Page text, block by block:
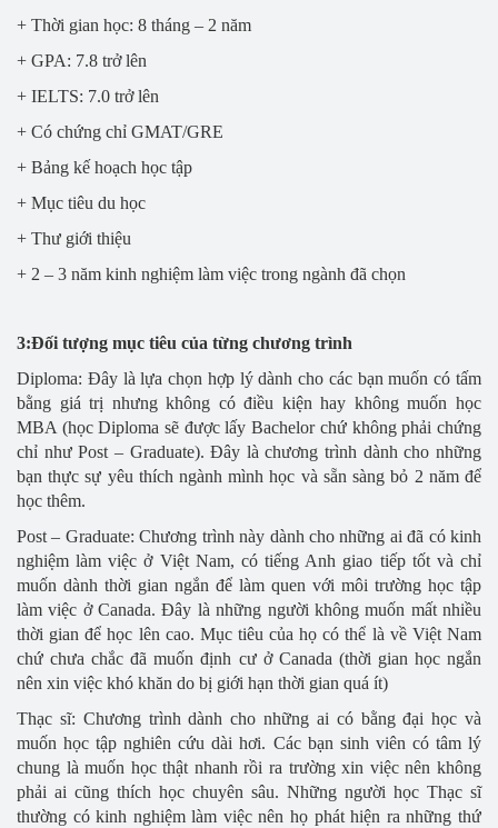
+ Thời gian học: 8 tháng – 2 năm
+ GPA: 7.8 trở lên
+ IELTS: 7.0 trở lên
+ Có chứng chỉ GMAT/GRE
+ Bảng kế hoạch học tập
+ Mục tiêu du học
+ Thư giới thiệu
+ 2 – 3 năm kinh nghiệm làm việc trong ngành đã chọn
3:Đối tượng mục tiêu của từng chương trình
Diploma: Đây là lựa chọn hợp lý dành cho các bạn muốn có tấm
bằng giá trị nhưng không có điều kiện hay không muốn học
MBA (học Diploma sẽ được lấy Bachelor chứ không phải chứng
chỉ như Post – Graduate). Đây là chương trình dành cho những
bạn thực sự yêu thích ngành mình học và sẵn sàng bỏ 2 năm để
học thêm.
Post – Graduate: Chương trình này dành cho những ai đã có kinh
nghiệm làm việc ở Việt Nam, có tiếng Anh giao tiếp tốt và chỉ
muốn dành thời gian ngắn để làm quen với môi trường học tập
làm việc ở Canada. Đây là những người không muốn mất nhiều
thời gian để học lên cao. Mục tiêu của họ có thể là về Việt Nam
chứ chưa chắc đã muốn định cư ở Canada (thời gian học ngắn
nên xin việc khó khăn do bị giới hạn thời gian quá ít)
Thạc sĩ: Chương trình dành cho những ai có bằng đại học và
muốn học tập nghiên cứu dài hơi. Các bạn sinh viên có tâm lý
chung là muốn học thật nhanh rồi ra trường xin việc nên không
phải ai cũng thích học chuyên sâu. Những người học Thạc sĩ
thường có kinh nghiệm làm việc nên họ phát hiện ra những thứ